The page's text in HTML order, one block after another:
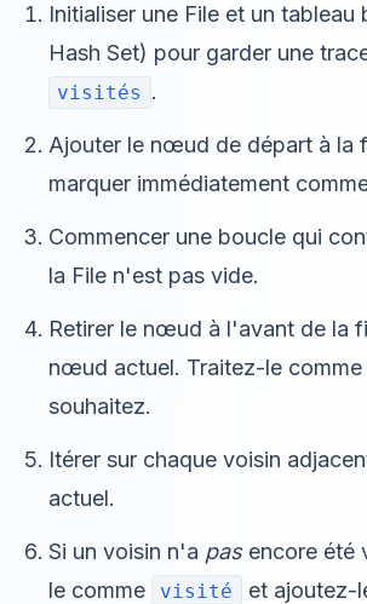
Initialiser une File et un tableau
Hash Set) pour garder une
visités .
Ajouter le nœud de départ à la
marquer immédiatement
Commencer une boucle qui
la File n'est pas vide.
Retirer le nœud à l'avant de la
nœud actuel. Traitez-le comme
souhaitez.
Itérer sur chaque voisin
actuel.
Si un voisin n'a pasencore été
le comme
visité et ajoutez-